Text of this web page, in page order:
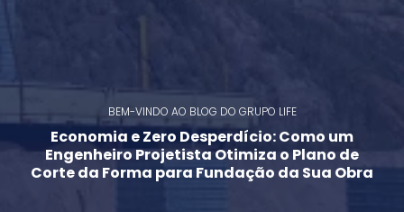
BEM-VINDO AO BLOG DO GRUPO LIFE
Economia e Zero Desperdício: Como um
Engenheiro Projetista Otimiza o Plano de
Corte da Forma para Fundação da Sua Obra